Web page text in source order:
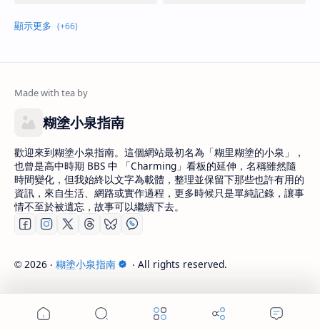
糊塗小泉指南
歡迎來到糊塗小泉指南。這個網站最初名為「糊里糊塗的小泉」，
也曾是高中時期 BBS 中 「Charming」看板的延伸，名稱雖然隨
時間變化，但我始終以文字為載體，整理並保留下那些也許有用的
資訊，來自生活、網路或實作過程，更多時候只是單純記錄，讓事
情不至於被遺忘，故事可以繼續下去。
© 2026 ‧ 糊塗小泉指南 ‧ All rights reserved.